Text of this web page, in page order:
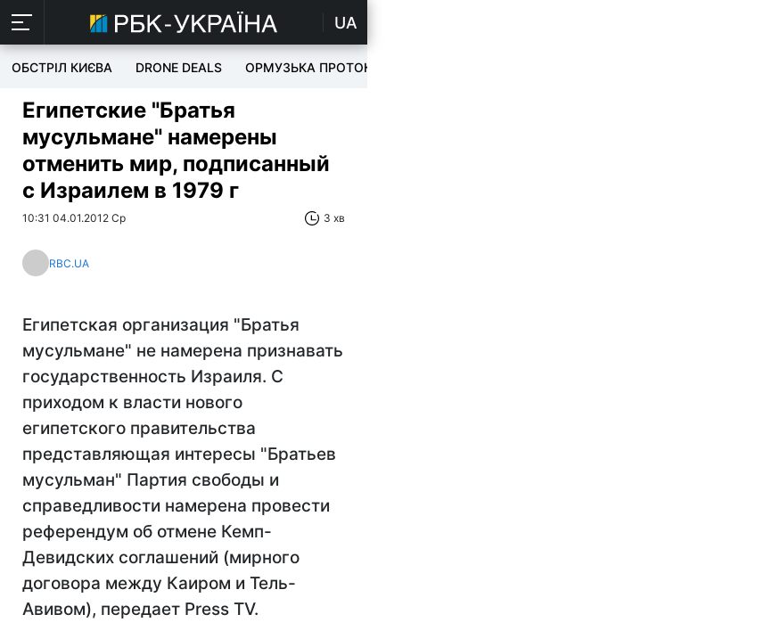
UA
ОБСТРІЛ КИЄВА DRONE DEALS ОРМУЗЬКА ПРОТОКА
Египетские "Братья
мусульмане" намерены
отменить мир, подписанный
с Израилем в 1979 г
10:31 04.01.2012 Ср 3 хв
RBC.UA
Египетская организация "Братья
мусульмане" не намерена признавать
государственность Израиля. С
приходом к власти нового
египетского правительства
представляющая интересы "Братьев
мусульман" Партия свободы и
справедливости намерена провести
референдум об отмене Кемп-
Девидских соглашений (мирного
договора между Каиром и Тель-
Авивом), передает Press TV.